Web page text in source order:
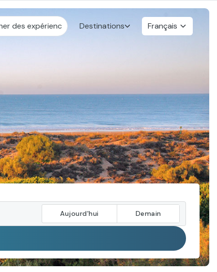
Destinations Français
Aujourd'hui
Demain